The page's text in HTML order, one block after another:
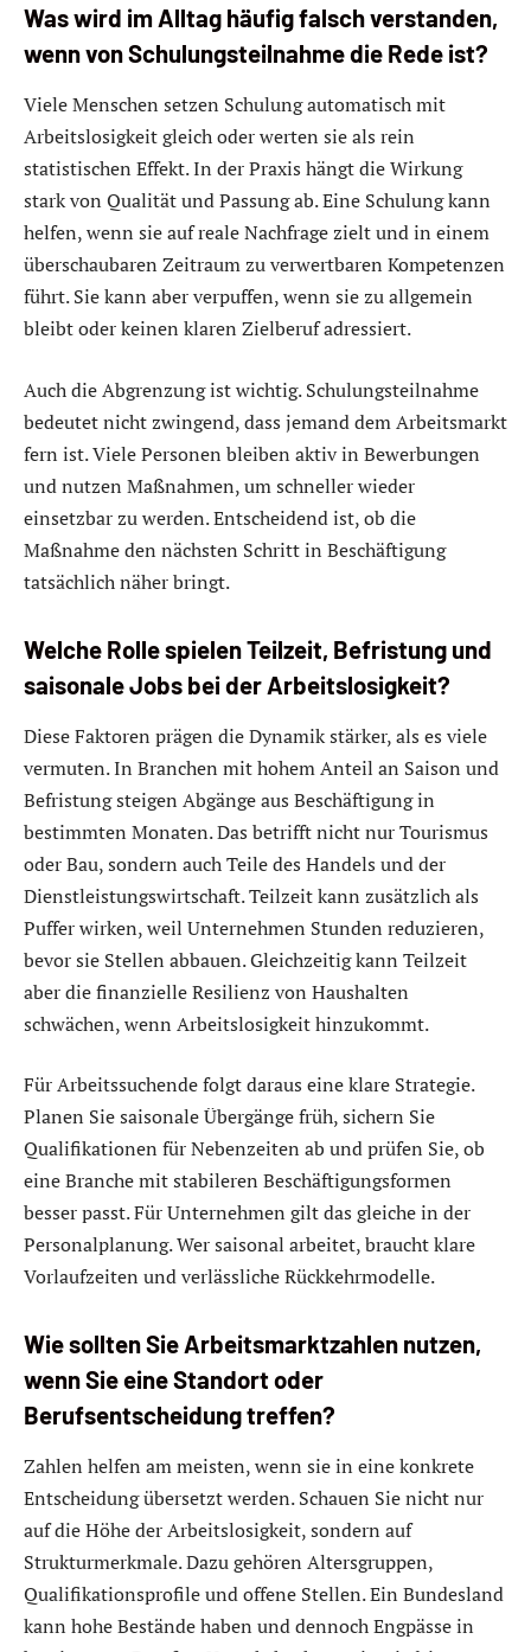
Was wird im Alltag häufig falsch verstanden,
wenn von Schulungsteilnahme die Rede ist?
Viele Menschen setzen Schulung automatisch mit
Arbeitslosigkeit gleich oder werten sie als rein
statistischen Effekt. In der Praxis hängt die Wirkung
stark von Qualität und Passung ab. Eine Schulung kann
helfen, wenn sie auf reale Nachfrage zielt und in einem
überschaubaren Zeitraum zu verwertbaren Kompetenzen
führt. Sie kann aber verpuffen, wenn sie zu allgemein
bleibt oder keinen klaren Zielberuf adressiert.
Auch die Abgrenzung ist wichtig. Schulungsteilnahme
bedeutet nicht zwingend, dass jemand dem Arbeitsmarkt
fern ist. Viele Personen bleiben aktiv in Bewerbungen
und nutzen Maßnahmen, um schneller wieder
einsetzbar zu werden. Entscheidend ist, ob die
Maßnahme den nächsten Schritt in Beschäftigung
tatsächlich näher bringt.
Welche Rolle spielen Teilzeit, Befristung und
saisonale Jobs bei der Arbeitslosigkeit?
Diese Faktoren prägen die Dynamik stärker, als es viele
vermuten. In Branchen mit hohem Anteil an Saison und
Befristung steigen Abgänge aus Beschäftigung in
bestimmten Monaten. Das betrifft nicht nur Tourismus
oder Bau, sondern auch Teile des Handels und der
Dienstleistungswirtschaft. Teilzeit kann zusätzlich als
Puffer wirken, weil Unternehmen Stunden reduzieren,
bevor sie Stellen abbauen. Gleichzeitig kann Teilzeit
aber die finanzielle Resilienz von Haushalten
schwächen, wenn Arbeitslosigkeit hinzukommt.
Für Arbeitssuchende folgt daraus eine klare Strategie.
Planen Sie saisonale Übergänge früh, sichern Sie
Qualifikationen für Nebenzeiten ab und prüfen Sie, ob
eine Branche mit stabileren Beschäftigungsformen
besser passt. Für Unternehmen gilt das gleiche in der
Personalplanung. Wer saisonal arbeitet, braucht klare
Vorlaufzeiten und verlässliche Rückkehrmodelle.
Wie sollten Sie Arbeitsmarktzahlen nutzen,
wenn Sie eine Standort oder
Berufsentscheidung treffen?
Zahlen helfen am meisten, wenn sie in eine konkrete
Entscheidung übersetzt werden. Schauen Sie nicht nur
auf die Höhe der Arbeitslosigkeit, sondern auf
Strukturmerkmale. Dazu gehören Altersgruppen,
Qualifikationsprofile und offene Stellen. Ein Bundesland
kann hohe Bestände haben und dennoch Engpässe in